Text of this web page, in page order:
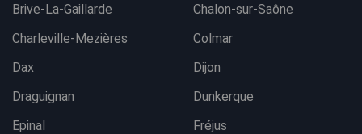
Brive-La-Gaillarde
Chalon-sur-Saône
Charleville-Mezières
Colmar
Dax
Dijon
Draguignan
Dunkerque
Epinal
Fréjus